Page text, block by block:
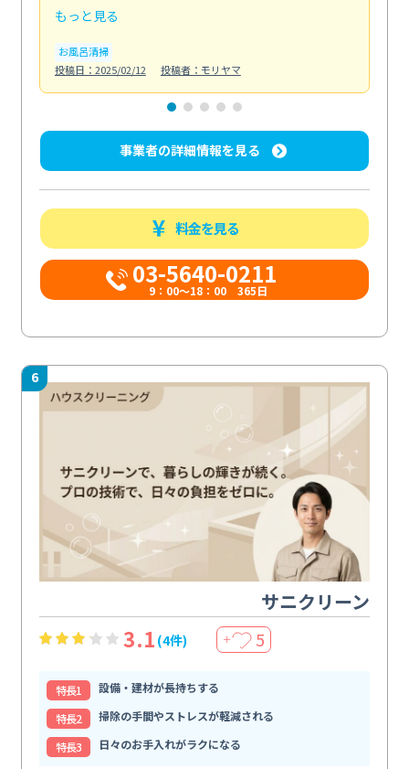
もっと見る
お風呂清掃
投稿日：2025/02/12
投稿者：モリヤマ
事業者の詳細情報を見る
料金を見る
03-5640-0211
9：00～18：00 365日
6
サニクリーン
3.1 (4件) ＋ 5
特⻑1
設備・建材が長持ちする
特⻑2
掃除の手間やストレスが軽減される
特⻑3
日々のお手入れがラクになる